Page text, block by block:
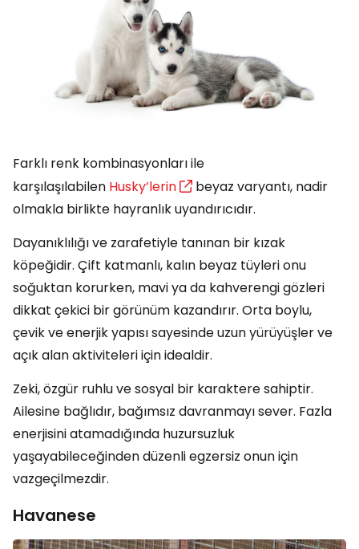
Farklı renk kombinasyonları ile
karşılaşılabilen Husky’lerin
beyaz varyantı, nadir
olmakla birlikte hayranlık uyandırıcıdır.
Dayanıklılığı ve zarafetiyle tanınan bir kızak
köpeğidir. Çift katmanlı, kalın beyaz tüyleri onu
soğuktan korurken, mavi ya da kahverengi gözleri
dikkat çekici bir görünüm kazandırır. Orta boylu,
çevik ve enerjik yapısı sayesinde uzun yürüyüşler ve
açık alan aktiviteleri için idealdir.
Zeki, özgür ruhlu ve sosyal bir karaktere sahiptir.
Ailesine bağlıdır, bağımsız davranmayı sever. Fazla
enerjisini atamadığında huzursuzluk
yaşayabileceğinden düzenli egzersiz onun için
vazgeçilmezdir.
Havanese